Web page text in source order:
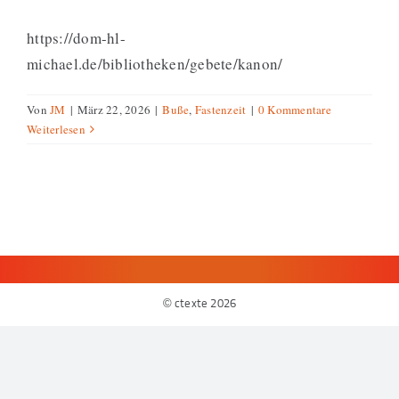
https://dom-hl-
michael.de/bibliotheken/gebete/kanon/
VonJM | März 22, 2026 | Buße, Fastenzeit | 0 Kommentare
Weiterlesen
© ctexte 2026